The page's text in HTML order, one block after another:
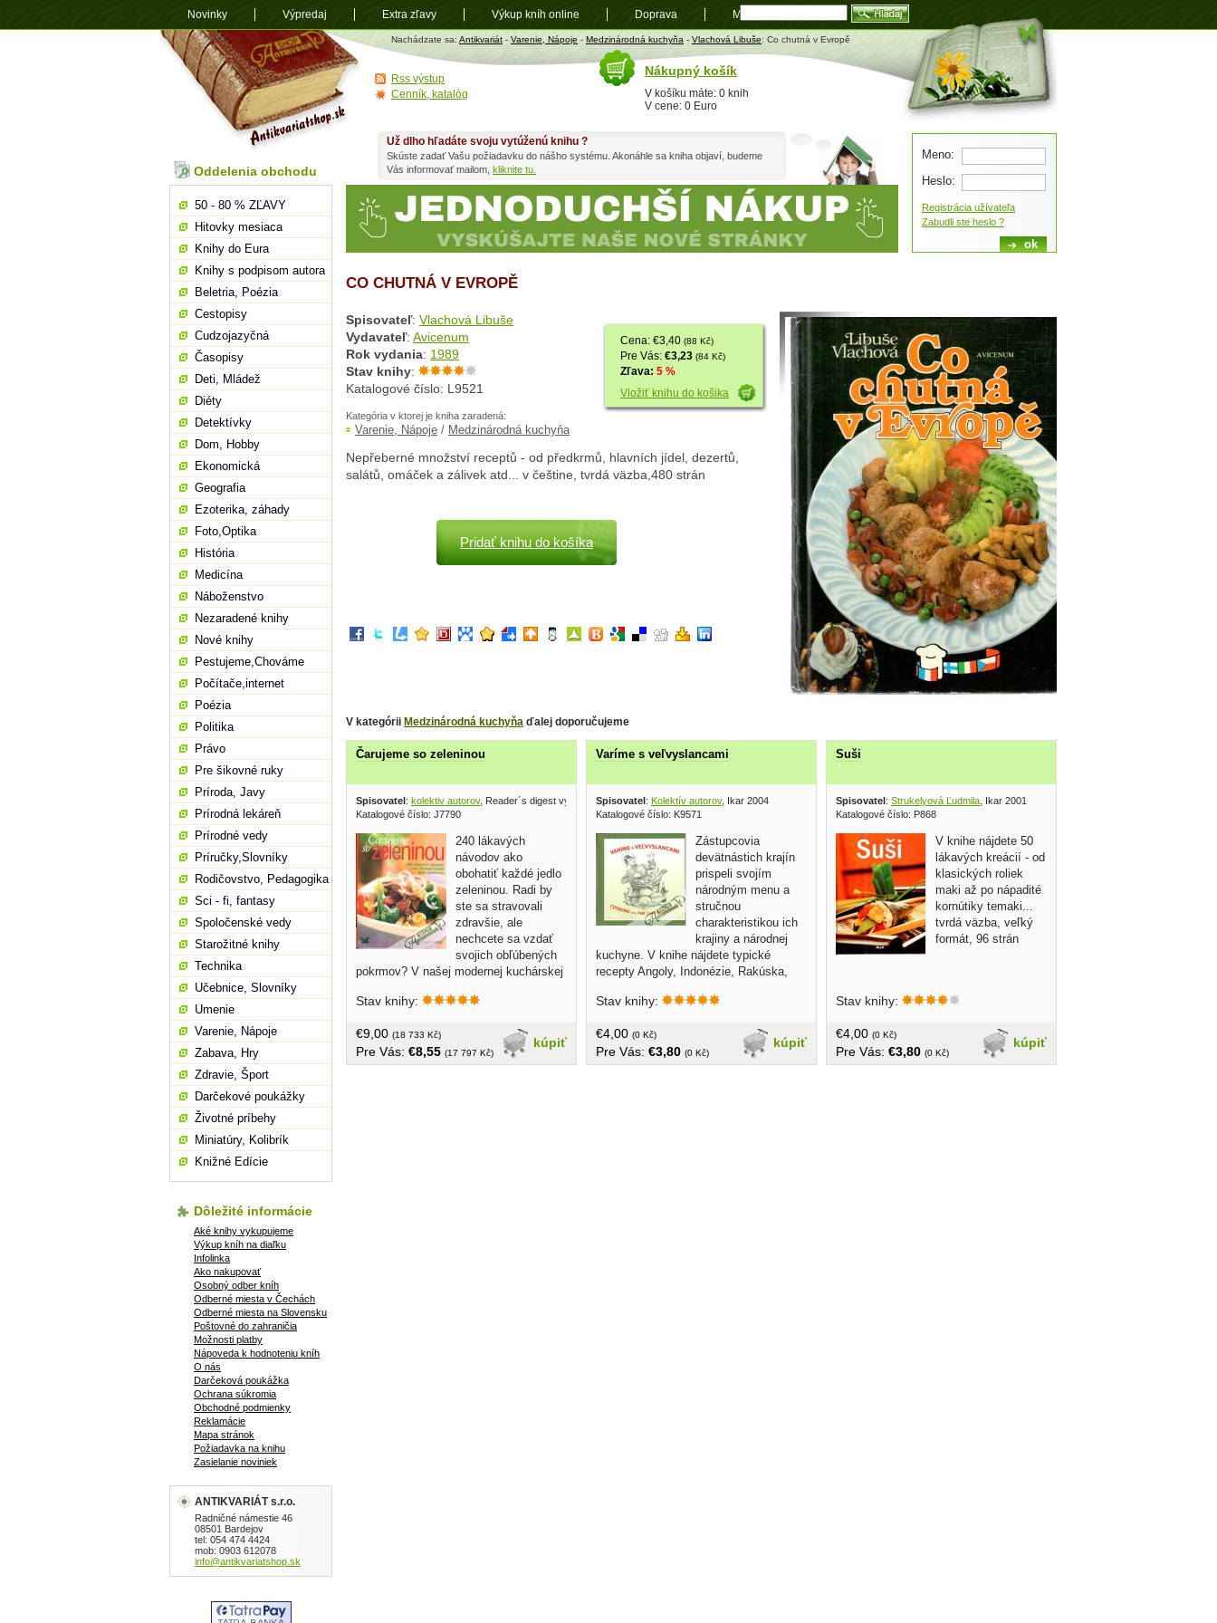
Antikvariát
shop.sk
Nachádzate sa: Antikvariát - Varenie, Nápoje - Medzinárodná kuchyňa - Vlachová Libuše: Co chutná v Evropě
CO CHUTNÁ V EVROPĚ
Cena: €3,40 (88 Kč)
Pre Vás: €3,23 (84 Kč)
Zľava: 5 %
Vložiť knihu do košika
Spisovateľ: Vlachová Libuše
Vydavateľ: Avicenum
Rok vydania: 1989
Stav knihy:
Katalogové číslo: L9521
Kategória v ktorej je kniha zaradená:
Varenie, Nápoje / Medzinárodná kuchyňa
Nepřeberné množství receptů - od předkrmů, hlavních jídel, dezertů,
salátů, omáček a zálivek atd... v češtine, tvrdá väzba,480 strán
Pridať knihu do košíka
V kategórii Medzinárodná kuchyňa ďalej doporučujeme
Čarujeme so zeleninou
Spisovatel: kolektiv autorov, Reader´s digest výber 2006
Katalogové číslo: J7790
240 lákavých
návodov ako
obohatiť každé jedlo
zeleninou. Radi by
ste sa stravovali
zdravšie, ale
nechcete sa vzdať
svojich obľúbených
pokrmov? V našej modernej kuchárskej
ako pridať zeleninu ku každému jedlu, a
jej častejšiu konzumáciu. Farby a tvary
zeleninových jedál navyše oživia váš
stôl, pochutnáte si a na svoje si príde aj
Stav knihy:
kúpiť
€9,00 (18 733 Kč)
Pre Vás: €8,55 (17 797 Kč)
Varíme s veľvyslancami
Spisovatel: Kolektív autorov, Ikar 2004
Katalogové číslo: K9571
Zástupcovia
devätnástich krajín
prispeli svojím
národným menu a
stručnou
charakteristikou ich
krajiny a národnej
kuchyne. V knihe nájdete typické
recepty Angoly, Indonézie, Rakúska,
Ćíny a ďalších... tvrdá väzba, 265 strán
Stav knihy:
kúpiť
€4,00 (0 Kč)
Pre Vás: €3,80 (0 Kč)
Suši
Spisovatel: Strukelyová Ľudmila , Ikar 2001
Katalogové číslo: P868
V knihe nájdete 50
lákavých kreácií - od
klasických roliek
maki až po nápadité
kornútiky temaki...
tvrdá väzba, veľký
formát, 96 strán
Stav knihy:
kúpiť
€4,00 (0 Kč)
Pre Vás: €3,80 (0 Kč)
Už dlho hľadáte svoju vytúženú knihu ?
Skúste zadať Vašu požiadavku do nášho systému. Akonáhle sa kniha objaví, budeme
Vás informovať mailom, kliknite tu.
Oddelenia obchodu
50 - 80 % ZĽAVY
Hitovky mesiaca
Knihy do Eura
Knihy s podpisom autora
Beletria, Poézia
Cestopisy
Cudzojazyčná
Časopisy
Deti, Mládež
Diéty
Detektívky
Dom, Hobby
Ekonomická
Geografia
Ezoterika, záhady
Foto,Optika
História
Medicína
Náboženstvo
Nezaradené knihy
Nové knihy
Pestujeme,Chováme
Počítače,internet
Poézia
Politika
Právo
Pre šikovné ruky
Príroda, Javy
Prírodná lekáreň
Prírodné vedy
Príručky,Slovníky
Rodičovstvo, Pedagogika
Sci - fi, fantasy
Spoločenské vedy
Starožitné knihy
Technika
Učebnice, Slovníky
Umenie
Varenie, Nápoje
Zabava, Hry
Zdravie, Šport
Darčekové poukážky
Životné príbehy
Miniatúry, Kolibrík
Knižné Edície
Dôležité informácie
Aké knihy vykupujeme
Výkup kníh na diaľku
Infolinka
Ako nakupovať
Osobný odber kníh
Odberné miesta v Čechách
Odberné miesta na Slovensku
Poštovné do zahraničia
Možnosti platby
Nápoveda k hodnoteniu kníh
O nás
Darčeková poukážka
Ochrana súkromia
Obchodné podmienky
Reklamácie
Mapa stránok
Požiadavka na knihu
Zasielanie noviniek
ANTIKVARIÁT s.r.o.
Radničné námestie 46
08501 Bardejov
tel: 054 474 4424
mob: 0903 612078
info@antikvariatshop.sk
Meno:
Heslo:
Registrácia užívateľa
Zabudli ste heslo ?
Nákupný košík
V košíku máte: 0 knih
V cene: 0 Euro
Rss výstup
Cenník, katalóg
Novinky Výpredaj Extra zľavy Výkup kníh online Doprava Mapa